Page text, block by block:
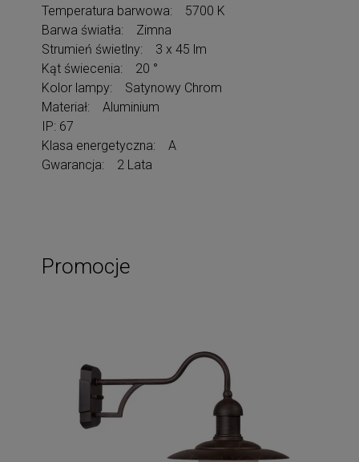
Temperatura barwowa: 5700 K
Barwa światła: Zimna
Strumień świetlny: 3 x 45 lm
Kąt świecenia: 20 °
Kolor lampy: Satynowy Chrom
Materiał: Aluminium
IP: 67
Klasa energetyczna: A
Gwarancja: 2 Lata
Promocje